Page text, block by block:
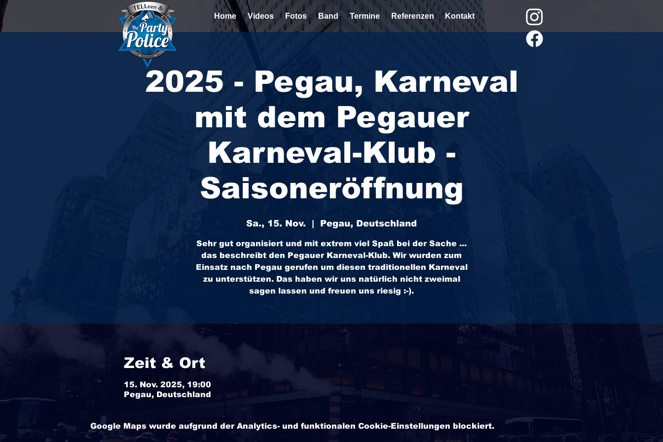
Home Videos Fotos Band Termine Referenzen Kontakt
2025 - Pegau, Karneval
mit dem Pegauer
Karneval-Klub -
Saisoneröffnung
Sa., 15. Nov.
  |
Pegau, Deutschland
Sehr gut organisiert und mit extrem viel Spaß bei der Sache ...
das beschreibt den Pegauer Karneval-Klub. Wir wurden zum
Einsatz nach Pegau gerufen um diesen traditionellen Karneval
zu unterstützen. Das haben wir uns natürlich nicht zweimal
sagen lassen und freuen uns riesig :-).
Zeit & Ort
15. Nov. 2025, 19:00
Pegau, Deutschland
Google Maps wurde aufgrund der Analytics- und funktionalen Cookie-Einstellungen blockiert.